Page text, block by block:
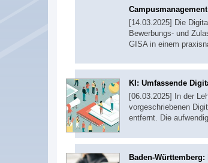
[14.03.2025] Die
Bewerbungs- und
GISA in einem
KI: Umfassende
[06.03.2025] In der
vorgeschriebenen
entfernt. Die
Baden-